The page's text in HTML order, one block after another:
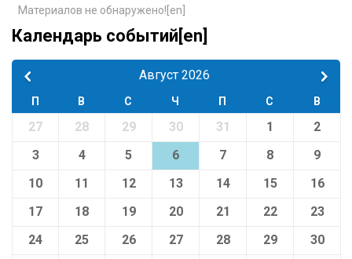
Материалов не обнаружено![en]
Календарь событий[en]
Август 2026
П В С Ч П С В
27 28 29 30 31 1
2
3
4 5 6 7 8
9
10
11 12 13 14 15
16
17
18 19 20 21 22
23
24
25 26 27 28 29
30